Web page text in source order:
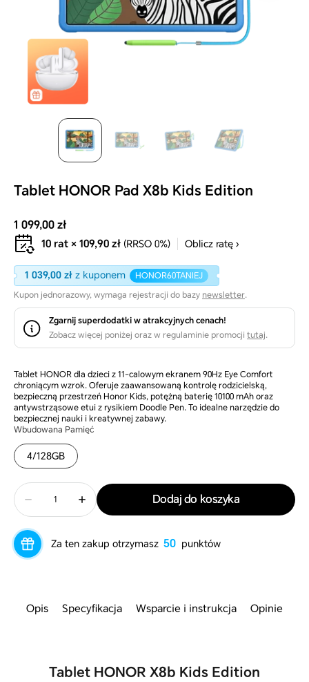
multimedia
w
widoku
galerii
Tablet HONOR Pad X8b Kids Edition
Cena
producenta
1 099,00 zł
10 rat × 109,90 zł (RRSO 0%) Oblicz ratę ›
1 039,00 zł z kuponem
HONOR60TANIEJ
Kupon jednorazowy, wymaga rejestracji do bazy newsletter.
Zgarnij superdodatki w atrakcyjnych cenach!
Zobacz więcej poniżej oraz w regulaminie promocji tutaj.
Tablet HONOR dla dzieci z 11-calowym ekranem 90Hz Eye Comfort
chroniącym wzrok. Oferuje zaawansowaną kontrolę rodzicielską,
bezpieczną przestrzeń Honor Kids, potężną baterię 10100 mAh oraz
antywstrząsowe etui z rysikiem Doodle Pen. To idealne narzędzie do
bezpiecznej nauki i kreatywnej zabawy.
Wbudowana Pamięć
4/128GB
Wariant
niedostępny
Zmniejsz
ilość
Tablet
HONOR
Pad
X8b
Liczba
sztuk
Zwiększ
ilość
Pad
Dodaj do koszyka
Za ten zakup otrzymasz 50 punktów
Opis Specyfikacja Wsparcie i instrukcja Opinie
Tablet HONOR X8b Kids Edition